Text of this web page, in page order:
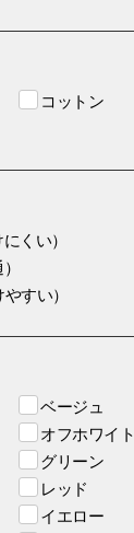
コットン
くい）
すい）
ベージュ
オフホワイト
グリーン
レッド
イエロー